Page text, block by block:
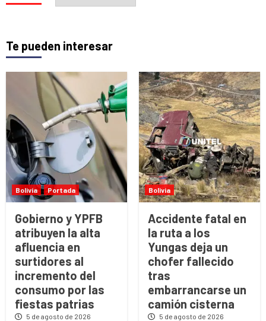
Te pueden interesar
Bolivia Portada
Gobierno y YPFB
atribuyen la alta
afluencia en
surtidores al
incremento del
consumo por las
fiestas patrias
5 de agosto de 2026
Bolivia
Accidente fatal en
la ruta a los
Yungas deja un
chofer fallecido
tras
embarrancarse un
camión cisterna
5 de agosto de 2026